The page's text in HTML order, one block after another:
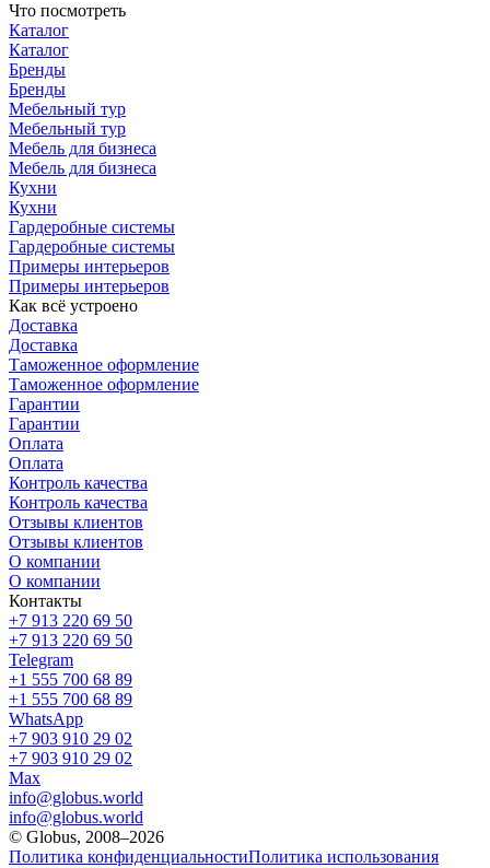
Что посмотреть
Каталог
Каталог
Бренды
Бренды
Мебельный тур
Мебельный тур
Мебель для бизнеса
Мебель для бизнеса
Кухни
Кухни
Гардеробные системы
Гардеробные системы
Примеры интерьеров
Примеры интерьеров
Как всё устроено
Доставка
Доставка
Таможенное оформление
Таможенное оформление
Гарантии
Гарантии
Оплата
Оплата
Контроль качества
Контроль качества
Отзывы клиентов
Отзывы клиентов
О компании
О компании
Контакты
+7 913 220 69 50
+7 913 220 69 50
Telegram
+1 555 700 68 89
+1 555 700 68 89
WhatsApp
+7 903 910 29 02
+7 903 910 29 02
Max
info@globus.world
info@globus.world
© Globus, 2008–2026
Политика конфиденциальностиПолитика использования